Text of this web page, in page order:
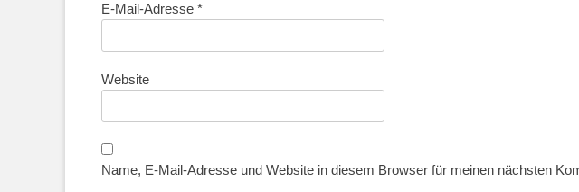
E-Mail-Adresse *
Website
Name, E-Mail-Adresse und Website in diesem Browser für meinen nächsten